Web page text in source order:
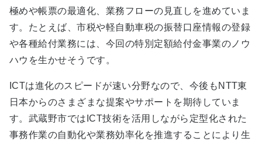
極めや帳票の最適化、業務フローの見直しを進めていま
す。たとえば、市税や軽自動車税の振替口座情報の登録
や各種給付業務には、今回の特別定額給付金事業のノウ
ハウを生かせそうです。
ICTは進化のスピードが速い分野なので、今後もNTT東
日本からのさまざまな提案やサポートを期待していま
す。武蔵野市ではICT技術を活用しながら定型化された
事務作業の自動化や業務効率化を推進することにより生